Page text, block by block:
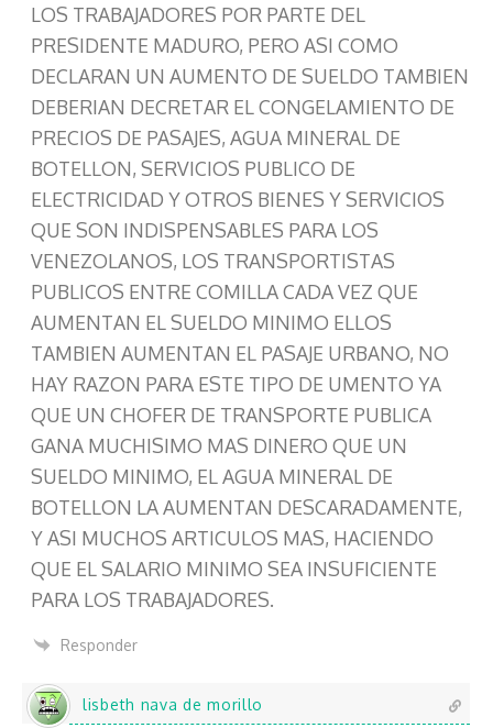
LOS TRABAJADORES POR PARTE DEL
PRESIDENTE MADURO, PERO ASI COMO
DECLARAN UN AUMENTO DE SUELDO TAMBIEN
DEBERIAN DECRETAR EL CONGELAMIENTO DE
PRECIOS DE PASAJES, AGUA MINERAL DE
BOTELLON, SERVICIOS PUBLICO DE
ELECTRICIDAD Y OTROS BIENES Y SERVICIOS
QUE SON INDISPENSABLES PARA LOS
VENEZOLANOS, LOS TRANSPORTISTAS
PUBLICOS ENTRE COMILLA CADA VEZ QUE
AUMENTAN EL SUELDO MINIMO ELLOS
TAMBIEN AUMENTAN EL PASAJE URBANO, NO
HAY RAZON PARA ESTE TIPO DE UMENTO YA
QUE UN CHOFER DE TRANSPORTE PUBLICA
GANA MUCHISIMO MAS DINERO QUE UN
SUELDO MINIMO, EL AGUA MINERAL DE
BOTELLON LA AUMENTAN DESCARADAMENTE,
Y ASI MUCHOS ARTICULOS MAS, HACIENDO
QUE EL SALARIO MINIMO SEA INSUFICIENTE
PARA LOS TRABAJADORES.
Responder
lisbeth nava de morillo